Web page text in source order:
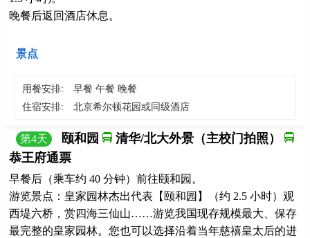
晚餐后返回酒店休息。
景点
用餐安排:
早餐 午餐 晚餐
住宿安排:
北京希尔顿花园或同级酒店
第4天 颐和园
清华/北大外景（主校门拍照）
恭王府通票
早餐后（乘车约 40 分钟）前往颐和园。
游览景点：皇家园林杰出代表【颐和园】（约 2.5 小时）观
西堤六桥，赏四海三仙山……游览我国现存规模最大、保存
最完整的皇家园林。您也可以选择沿着当年慈禧皇太后的进